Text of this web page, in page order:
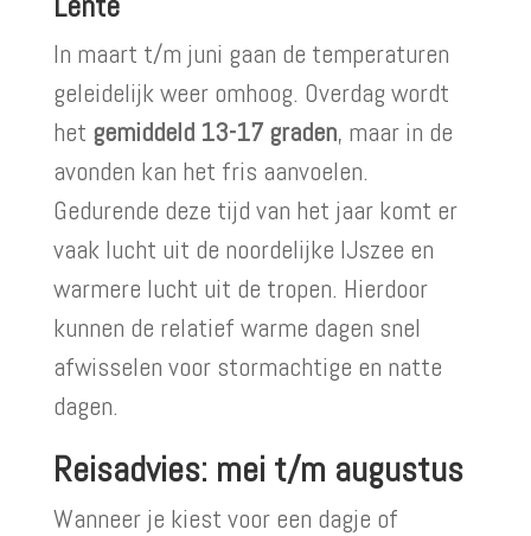
In maart t/m juni gaan de temperaturen
geleidelijk weer omhoog. Overdag wordt
het gemiddeld 13-17 graden, maar in de
avonden kan het fris aanvoelen.
Gedurende deze tijd van het jaar komt er
vaak lucht uit de noordelijke IJszee en
warmere lucht uit de tropen. Hierdoor
kunnen de relatief warme dagen snel
afwisselen voor stormachtige en natte
dagen.
Reisadvies: mei t/m augustus
Wanneer je kiest voor een dagje of